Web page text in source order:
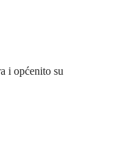
i općenito su